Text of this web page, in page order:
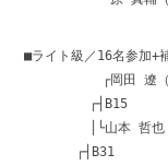
■ライト級／16名参加+
┌岡田 遼（千葉
┌┤B15
│└山本 哲也（静
┌┤B31